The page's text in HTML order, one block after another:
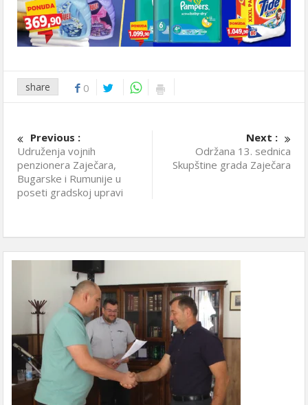
share 0
Previous :
Udruženja vojnih
penzionera Zaječara,
Bugarske i Rumunije u
poseti gradskoj upravi
Next :
Održana 13. sednica
Skupštine grada Zaječara